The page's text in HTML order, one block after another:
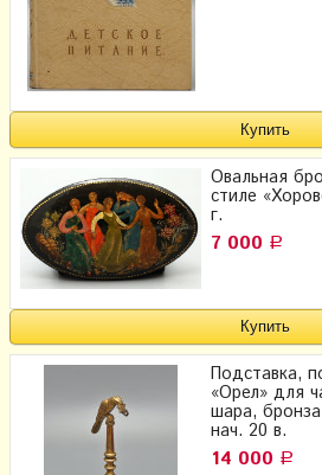
Овальная
стиле
г.
7 000 Р
Подставка,
«Орел» для
шара,
нач. 20 в.
14 000 Р